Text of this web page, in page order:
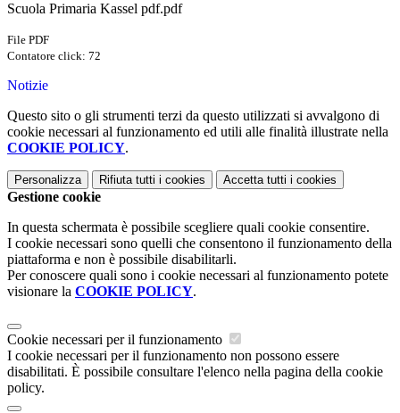
Scuola Primaria Kassel pdf.pdf
File PDF
Contatore click: 72
Notizie
Questo sito o gli strumenti terzi da questo utilizzati si avvalgono di
cookie necessari al funzionamento ed utili alle finalità illustrate nella
COOKIE POLICY.
Personalizza Rifiuta tutti i cookies Accetta tutti i cookies
Gestione cookie
In questa schermata è possibile scegliere quali cookie consentire.
I cookie necessari sono quelli che consentono il funzionamento della
piattaforma e non è possibile disabilitarli.
Per conoscere quali sono i cookie necessari al funzionamento potete
visionare la COOKIE POLICY.
Cookie necessari per il funzionamento
I cookie necessari per il funzionamento non possono essere
disabilitati. È possibile consultare l'elenco nella pagina della cookie
policy.